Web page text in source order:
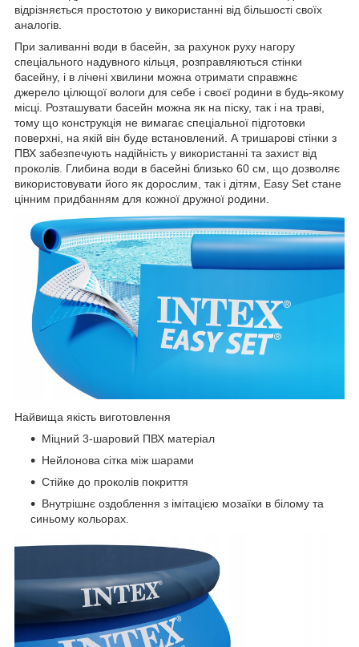
відрізняється простотою у використанні від більшості своїх
аналогів.
При заливанні води в басейн, за рахунок руху нагору
спеціального надувного кільця, розправляються стінки
басейну, і в лічені хвилини можна отримати справжнє
джерело цілющої вологи для себе і своєї родини в будь-якому
місці. Розташувати басейн можна як на піску, так і на траві,
тому що конструкція не вимагає спеціальної підготовки
поверхні, на якій він буде встановлений. А тришарові стінки з
ПВХ забезпечують надійність у використанні та захист від
проколів. Глибина води в басейні близько 60 см, що дозволяє
використовувати його як дорослим, так і дітям, Easy Set стане
цінним придбанням для кожної дружної родини.
Найвища якість виготовлення
Міцний 3-шаровий ПВХ матеріал
Нейлонова сітка між шарами
Стійке до проколів покриття
Внутрішнє оздоблення з імітацією мозаїки в білому та
синьому кольорах.